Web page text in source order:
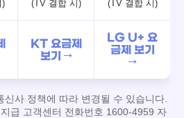
) (TV 결합 시) (TV 결합 시)
KT 요금제
보기 →
LG U+ 요
금제 보기
→
사 정책에 따라 변경될 수 있습니다.
급 고객센터 전화번호 1600-4959 자